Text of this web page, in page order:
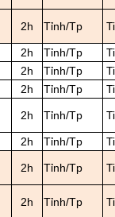
2h Tỉnh/Tp
2h Tỉnh/Tp
2h Tỉnh/Tp
2h Tỉnh/Tp
2h Tỉnh/Tp
2h Tỉnh/Tp
2h Tỉnh/Tp
2h Tỉnh/Tp